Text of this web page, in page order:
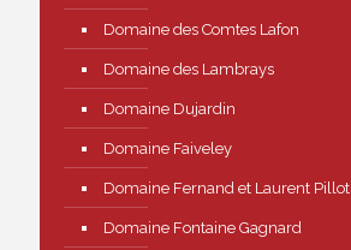
Domaine des Comtes Lafon
Domaine des Lambrays
Domaine Dujardin
Domaine Faiveley
Domaine Fernand et Laurent Pillot
Domaine Fontaine Gagnard